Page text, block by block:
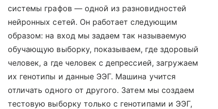
системы графов — одной из разновидностей
нейронных сетей. Он работает следующим
образом: на вход мы задаем так называемую
обучающую выборку, показываем, где здоровый
человек, а где человек с депрессией, загружаем
их генотипы и данные ЭЭГ. Машина учится
отличать одного от другого. Затем мы создаем
тестовую выборку только с генотипами и ЭЭГ,